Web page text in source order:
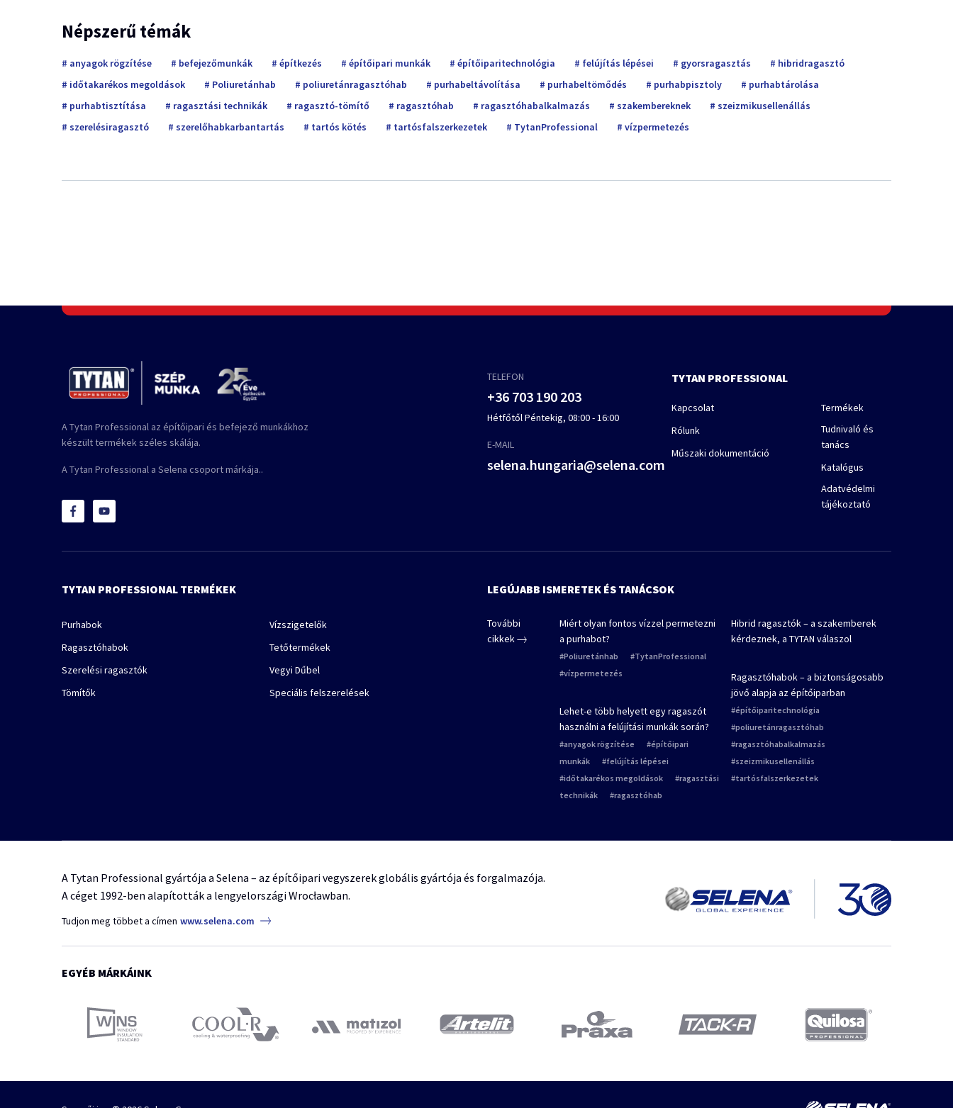
Népszerű témák
anyagok rögzítése befejezőmunkák építkezés építőipari munkák építőiparitechnológia felújítás lépései gyorsragasztás
hibridragasztó
időtakarékos megoldások
Poliuretánhab poliuretánragasztóhab purhabeltávolítása purhabeltömődés purhabpisztoly
purhabtárolása
purhabtisztítása
ragasztási technikák ragasztó-tömítő ragasztóhab ragasztóhabalkalmazás szakembereknek
szeizmikusellenállás
szerelésiragasztó
szerelőhabkarbantartás tartós kötés tartósfalszerkezetek TytanProfessional vízpermetezés
A Tytan Professional az építőipari és befejező munkákhoz
készült termékek széles skálája.
A Tytan Professional a Selena csoport márkája..
TELEFON
+36 703 190 203
Hétfőtől Péntekig, 08:00 - 16:00
E-MAIL
selena.hungaria@selena.com
TYTAN PROFESSIONAL
Kapcsolat
Rólunk
Műszaki dokumentáció
Termékek
Tudnivaló és
tanács
Katalógus
Adatvédelmi
tájékoztató
TYTAN PROFESSIONAL TERMÉKEK
Purhabok
Ragasztóhabok
Szerelési ragasztók
Tömítők
Vízszigetelők
Tetőtermékek
Vegyi Dűbel
Speciális felszerelések
LEGÚJABB ISMERETEK ÉS TANÁCSOK
További
cikkek
Miért olyan fontos vízzel permetezni
a purhabot?
Poliuretánhab
TytanProfessional
vízpermetezés
Lehet-e több helyett egy ragaszót
használni a felújítási munkák során?
anyagok rögzítése
építőipari
munkák
felújítás lépései
időtakarékos megoldások
ragasztási
technikák
ragasztóhab
Hibrid ragasztók – a szakemberek
kérdeznek, a TYTAN válaszol
Ragasztóhabok – a biztonságosabb
jövő alapja az építőiparban
építőiparitechnológia
poliuretánragasztóhab
ragasztóhabalkalmazás
szeizmikusellenállás
tartósfalszerkezetek
A Tytan Professional gyártója a Selena – az építőipari vegyszerek globális gyártója és forgalmazója.
A céget 1992-ben alapították a lengyelországi Wrocławban.
Tudjon meg többet a címen www.selena.com
EGYÉB MÁRKÁINK